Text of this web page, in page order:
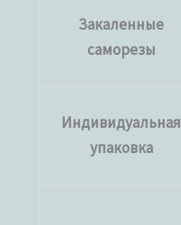
Закаленные
саморезы
Индивидуальная
упаковка